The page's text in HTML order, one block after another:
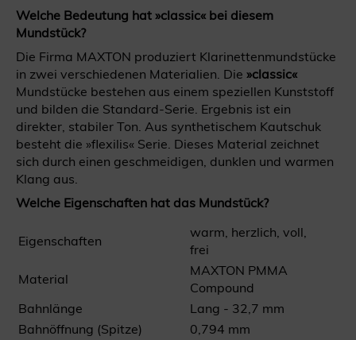
Welche Bedeutung hat »classic« bei diesem
Mundstück?
Die Firma MAXTON produziert Klarinettenmundstücke
in zwei verschiedenen Materialien. Die »classic«
Mundstücke bestehen aus einem speziellen Kunststoff
und bilden die Standard-Serie. Ergebnis ist ein
direkter, stabiler Ton. Aus synthetischem Kautschuk
besteht die »flexilis« Serie. Dieses Material zeichnet
sich durch einen geschmeidigen, dunklen und warmen
Klang aus.
Welche Eigenschaften hat das Mundstück?
Eigenschaften
warm, herzlich, voll,
frei
Material
MAXTON PMMA
Compound
Bahnlänge
Lang - 32,7 mm
Bahnöffnung (Spitze)
0,794 mm